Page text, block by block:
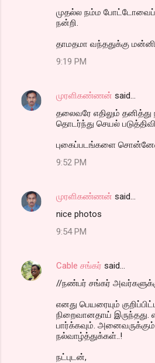
முதல்ல நம்ம போட்டோவைப்
நன்றி.
தாமதமா வந்ததுக்கு
9:19 PM
முரளிகண்ணன் said…
தலைவரே எதிலும் தனித்து
தொடர்ந்து செயல்
புகைப்படங்களை
9:52 PM
முரளிகண்ணன் said…
nice photos
9:54 PM
Cable சங்கர் said…
//நண்பர் சங்கர்
எனது பெயரையும்
நிறைவானதாய் இருந்தது.
பார்க்கவும். அனைவருக்கும்
நல்வாழ்த்துக்கள்..!
நட்புடன்,